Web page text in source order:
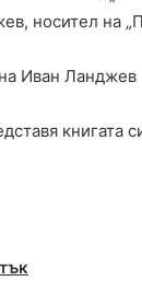
носител на
Иван Ланджев
книгата